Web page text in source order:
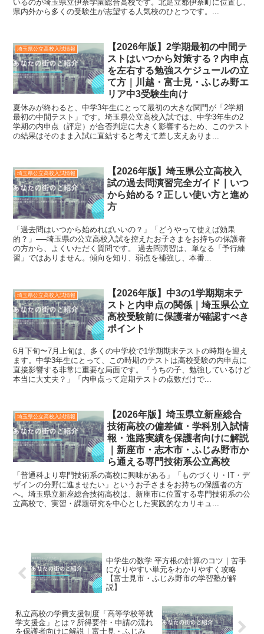
いるのが埼玉県立伊奈学園総合高校です。北足立郡伊奈町に位置し、
県内外から多くの受験生が志望する人気校のひとつです。...
埼玉県公立高校入試情報
【2026年版】2学期最初の中間テ
ストはいつから対策する？内申点
を左右する勉強スケジュールの立
て方｜川越・富士見・ふじみ野エ
リア中3受験生向け
夏休みが終わると、中学3年生にとって最初の大きな関門が「2学期
最初の中間テスト」です。埼玉県公立高校入試では、中学3年生の2
学期の内申点（評定）が合否判定に大きく影響するため、このテスト
の結果はそのまま入試に直結すると考えて差し支えありま...
埼玉県公立高校入試情報
【2026年版】埼玉県公立高校入
試の過去問演習完全ガイド｜いつ
から始める？正しい使い方と進め
方
「過去問はいつから始めればいいの？」「どうやって使えば効果
的？」──埼玉県の公立高校入試を控えたお子さまをお持ちの保護者
の方から、よくいただく質問です。 過去問演習は、単なる「予行練
習」ではありません。傾向を知り、弱点を補強し、本番...
埼玉県公立高校入試情報
【2026年版】中3の1学期期末テ
ストと内申点の関係｜埼玉県公立
高校受験前に保護者が確認すべき
ポイント
6月下旬〜7月上旬は、多くの中学校で1学期期末テストの時期を迎え
ます。中学3年生にとって、この時期のテストは高校受験の内申点に
直接影響する非常に重要な局面です。「うちの子、勉強しているけど
本当に大丈夫？」「内申点って定期テストの点数だけで...
埼玉県公立高校入試情報
【2026年版】埼玉県立新座総合
技術高校の偏差値・学科別入試情
報・進路実績を保護者向けに解説
｜新座市・志木市・ふじみ野市か
ら通える専門技術系公立高校
「普通科より専門技術系の高校に興味がある」「ものづくり・IT・デ
ザインの分野に進ませたい」というお子さまをお持ちの保護者の方
へ。埼玉県立新座総合技術高校は、新座市に位置する専門技術系の公
立高校で、実習・課題研究を中心とした実践的なカリキュ...
中学生の数学 平方根の計算のコツ｜苦手
になりやすい単元をわかりやすく攻略
【富士見市・ふじみ野市の学習塾が解
説】
私立高校の学費支援制度「高等学校等就
学支援金」とは？所得要件・申請の流れ
を保護者向けに解説｜富士見・ふじみ